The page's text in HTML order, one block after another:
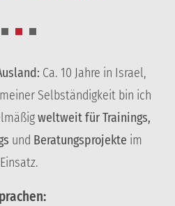
Ca. 10 Jahre in Israel,
Selbständigkeit bin ich
weltweit für Trainings,
und Beratungsprojekte im
Einsatz.